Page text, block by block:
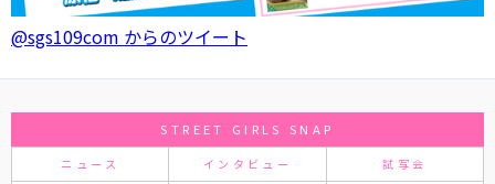
@sgs109com からのツイート
STREET GIRLS SNAP
ニュース インタビュー 試写会